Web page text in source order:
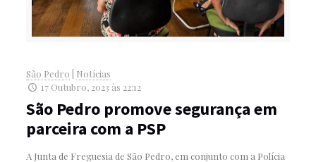
São Pedro
Notícias
17 Outubro, 2023 às 22:12
São Pedro promove segurança em
parceira com a PSP
A Junta de Freguesia de São Pedro, em conjunto com a Polícia